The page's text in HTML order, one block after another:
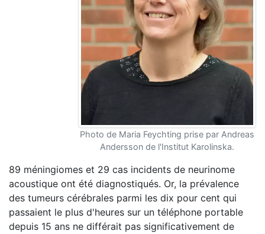
Photo de Maria Feychting prise par Andreas
Andersson de l'Institut Karolinska.
89 méningiomes et 29 cas incidents de neurinome
acoustique ont été diagnostiqués. Or, la prévalence
des tumeurs cérébrales parmi les dix pour cent qui
passaient le plus d'heures sur un téléphone portable
depuis 15 ans ne différait pas significativement de